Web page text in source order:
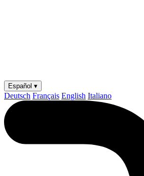
Español ▾
Deutsch Français English Italiano